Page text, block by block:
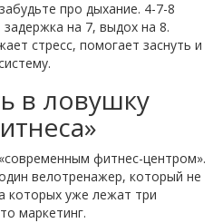
про дыхание. 4-7-8
задержка на 7, выдох на 8.
стресс, помогает заснуть и
в ловушку
фитнес-центром».
велотренажер, который не
которых уже лежат три
маркетинг.